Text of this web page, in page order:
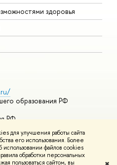
для улучшения работы сайта
его использования. Более
файлов cookies
обработки персональных
пользоваться сайтом, вы
здоровья
образования РФ
РФ
курсы